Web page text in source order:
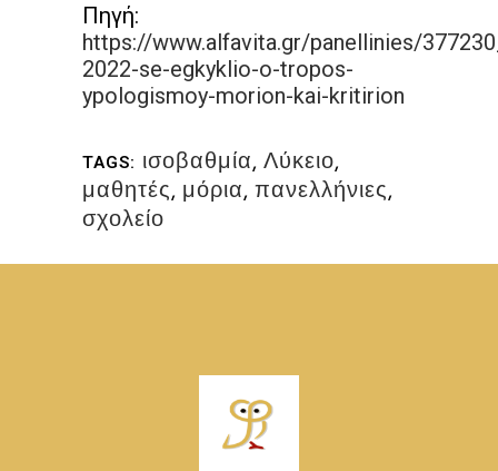
Πηγή:
https://www.alfavita.gr/panellinies/
2022-se-egkyklio-o-tropos-
ypologismoy-morion-kai-kritirion
TAGS: ισοβαθμία, Λύκειο,
μαθητές, μόρια, πανελλήνιες,
σχολείο